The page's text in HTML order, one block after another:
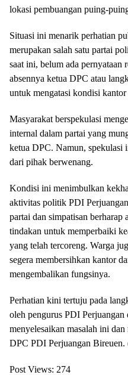
lokasi pembuangan puing-
Situasi ini menarik perhatian
merupakan salah satu partai
saat ini, belum ada pernyataan
absennya ketua DPC atau
untuk mengatasi kondisi
Masyarakat berspekulasi
internal dalam partai yang
ketua DPC. Namun, spekulasi
dari pihak berwenang.
Kondisi ini menimbulkan
aktivitas politik PDI
partai dan simpatisan berharap
tindakan untuk memperbaiki
yang telah tercoreng. Warga
segera membersihkan kantor
mengembalikan fungsinya.
Perhatian kini tertuju pada
oleh pengurus PDI
menyelesaikan masalah ini
DPC PDI Perjuangan
Post Views: 274